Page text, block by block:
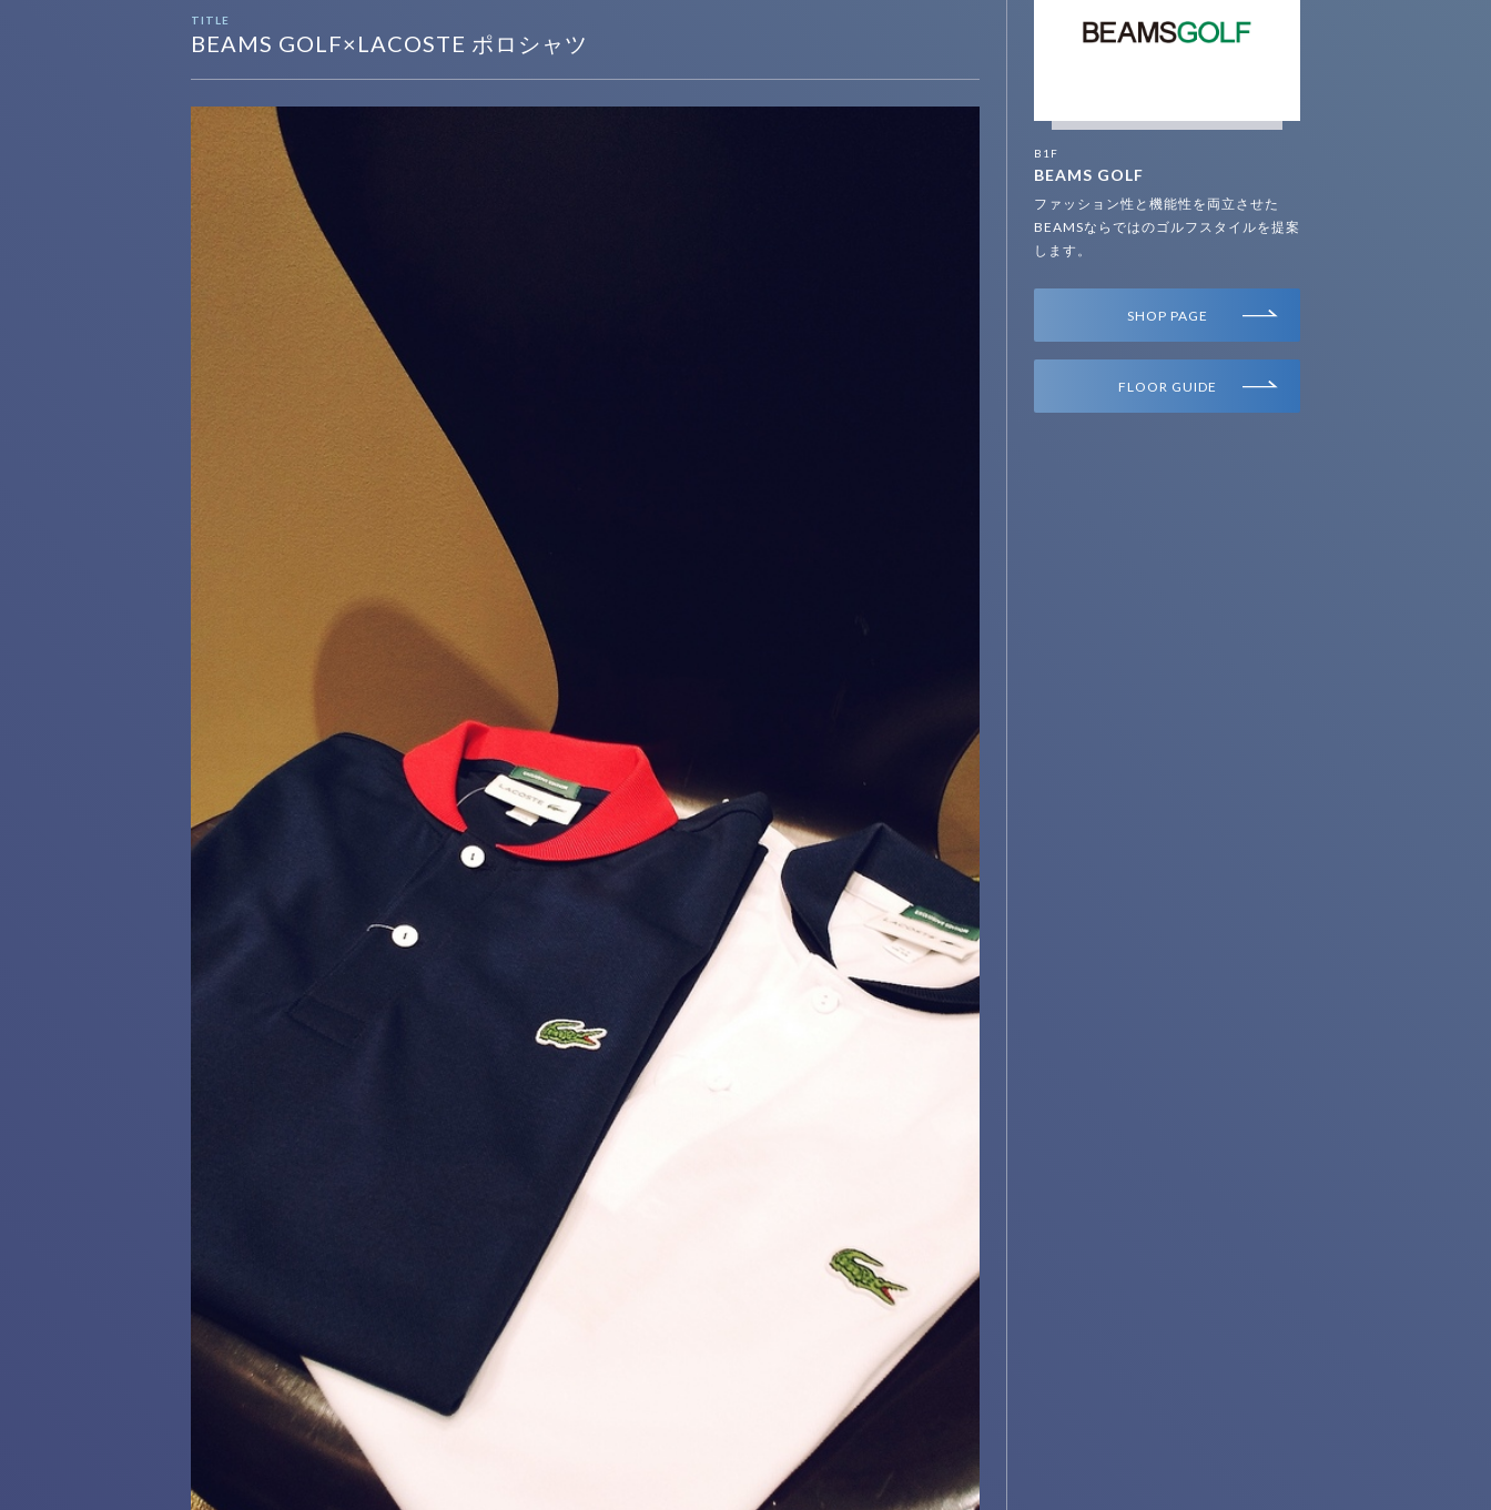
TITLE
BEAMS GOLF×LACOSTE ポロシャツ
B1F
BEAMS GOLF
ファッション性と機能性を両立させた
BEAMSならではのゴルフスタイルを提案
します。
SHOP PAGE
FLOOR GUIDE